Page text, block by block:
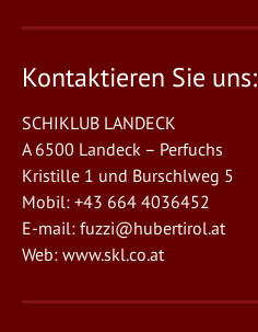
Kontaktieren Sie uns:
SCHIKLUB LANDECK
A 6500 Landeck – Perfuchs
Kristille 1 und Burschlweg 5
Mobil: +43 664 4036452
E-mail: fuzzi@hubertirol.at
Web: www.skl.co.at